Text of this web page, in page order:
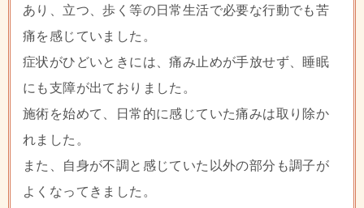
あり、立つ、歩く等の日常生活で必要な行動でも苦
痛を感じていました。
症状がひどいときには、痛み止めが手放せず、睡眠
にも支障が出ておりました。
施術を始めて、日常的に感じていた痛みは取り除か
れました。
また、自身が不調と感じていた以外の部分も調子が
よくなってきました。